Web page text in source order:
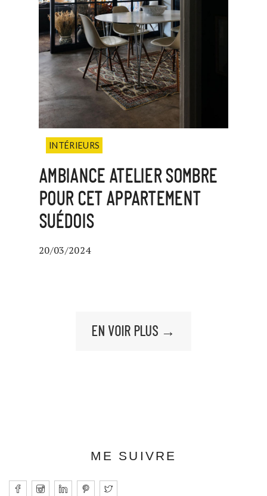
INTÉRIEURS
AMBIANCE ATELIER SOMBRE
POUR CET APPARTEMENT
SUÉDOIS
20/03/2024
EN VOIR PLUS →
ME SUIVRE